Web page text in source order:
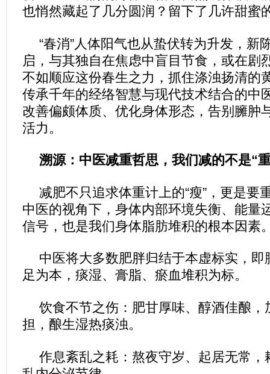
也悄然藏起了几分圆润？留下了几许甜蜜
“春消”人体阳气也从蛰伏转为升发，新
启，与其独自在焦虑中盲目节食，或在剧
不如顺应这份春生之力，抓住涤浊扬清的
传承千年的经络智慧与现代技术结合的中
改善偏颇体质、优化身体形态，告别臃肿
活力。
溯源：中医减重哲思，我们减的不是“
减肥不只追求体重计上的“瘦”，更是要
中医的视角下，身体内部环境失衡、能量
信号，也是我们身体脂肪堆积的根本因素
中医将大多数肥胖归结于本虚标实，即
足为本，痰湿、膏脂、瘀血堆积为标。
饮食不节之伤：肥甘厚味、醇酒佳酿，
担，酿生湿热痰浊。
作息紊乱之耗：熬夜守岁、起居无常，